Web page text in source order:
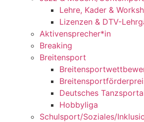
Lehre, Kader &
Lizenzen & DTV-
Aktivensprecher*in
Breaking
Breitensport
Deutsches
Hobbyliga
Schulsport/Soziales/